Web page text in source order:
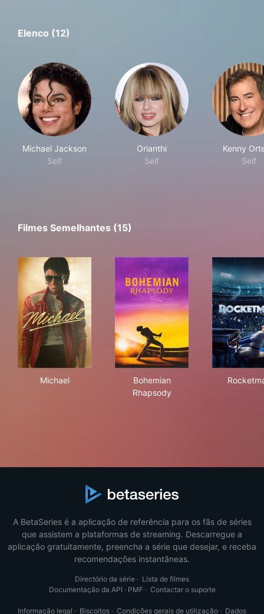
Elenco (12)
Michael Jackson
Self
Orianthi
Self
Kenny
Self
Filmes Semelhantes (15)
Michael
Bohemian
Rhapsody
A BetaSeries é a aplicação de referência para os fãs de séries
que assistem a plataformas de streaming. Descarregue a
aplicação gratuitamente, preencha a série que desejar, e receba
recomendações instantâneas.
Directório da série · Lista de filmes
Documentação da API · PMF· Contactar o suporte
Informação legal · Biscoitos · Condições gerais de utilização · Dados